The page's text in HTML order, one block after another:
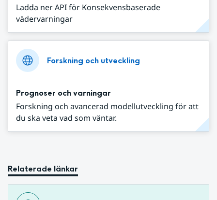
Ladda ner API för Konsekvensbaserade
vädervarningar
Forskning och utveckling
Prognoser och varningar
Forskning och avancerad modellutveckling för att
du ska veta vad som väntar.
Relaterade länkar